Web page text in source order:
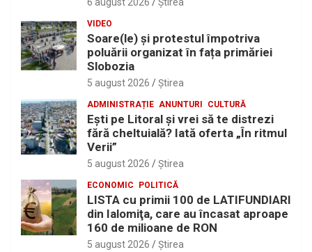
VIDEO
Soare(le) și protestul împotriva
poluării organizat în fața primăriei
Slobozia
5 august 2026 Ştirea
ADMINISTRAȚIE ANUNTURI CULTURĂ
Eşti pe Litoral şi vrei să te distrezi
fără cheltuială? Iată oferta „În ritmul
Verii”
5 august 2026 Ştirea
ECONOMIC POLITICĂ
LISTA cu primii 100 de LATIFUNDIARI
din Ialomiţa, care au încasat aproape
160 de milioane de RON
5 august 2026 Ştirea